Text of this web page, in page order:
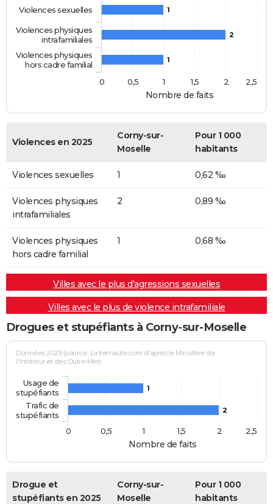
Nombre de faits
1
2
1
Violences sexuelles
Violences physiques
intrafamiliales
Violences physiques
hors cadre familial
0
0,5 1 1,5 2 2,5
Violences en 2025
Corny-sur-
Moselle
Pour 1 000
habitants
Violences sexuelles 1 0,62 ‰
Violences physiques
intrafamiliales
2 0,89 ‰
Violences physiques
hors cadre familial
1 0,68 ‰
Villes avec le plus d'agressions sexuelles
Villes avec le plus de violence intrafamiliale
Drogues et stupéfiants à Corny-sur-Moselle
Nombre de faits
Données 2025 (source : Linternaute.com d'après le Ministère de
l'Intérieur et des Outre-Mer)
1
2
Usage de
stupéfiants
Trafic de
stupéfiants
0
0,5 1 1,5 2 2,5
Drogue et
stupéfiants en 2025
Corny-sur-
Moselle
Pour 1 000
habitants